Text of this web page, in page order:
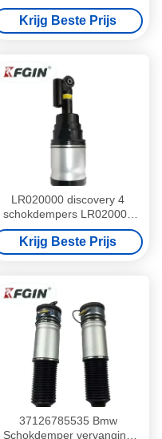
Schokdemper met voorste
steun
Krijg Beste Prijs
LR020000 discovery 4
schokdempers LR020001
Strut schokdempers
Krijg Beste Prijs
37126785535 Bmw
Schokdemper vervanging